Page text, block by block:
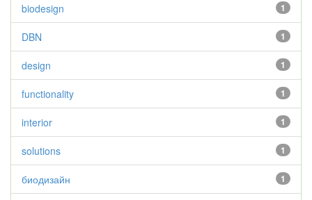
1
biodesign
1
DBN
1
design
1
functionality
1
interior
1
solutions
1
биодизайн